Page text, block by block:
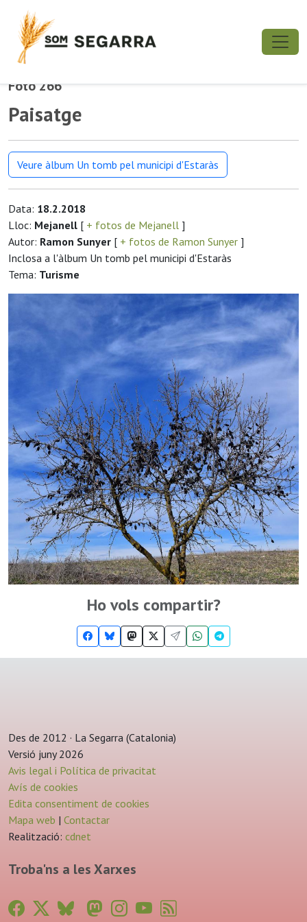
Foto 266
Paisatge
Veure àlbum Un tomb pel municipi d'Estaràs
Data: 18.2.2018
Lloc: Mejanell [ + fotos de Mejanell ]
Autor: Ramon Sunyer [ + fotos de Ramon Sunyer ]
Inclosa a l'àlbum Un tomb pel municipi d'Estaràs
Tema: Turisme
Ho vols compartir?
Des de 2012 · La Segarra (Catalonia)
Versió juny 2026
Avis legal i Política de privacitat
Avís de cookies
Edita consentiment de cookies
Mapa web | Contactar
Realització: cdnet
Troba'ns a les Xarxes